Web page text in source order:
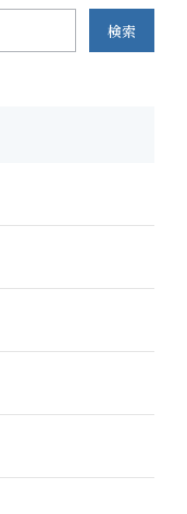
検索